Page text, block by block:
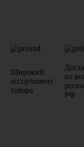
Широкий
ассортимент
товара
во
РФ